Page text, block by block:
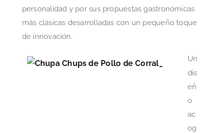
personalidad y por sus propuestas gastronómicas
más clásicas desarrolladas con un pequeño toque
de innovación.
Un
dis
eñ
o
ac
og